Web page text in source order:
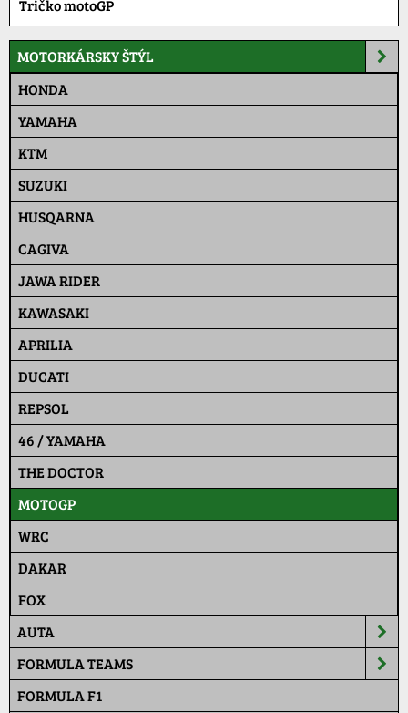
Tričko motoGP
MOTORKÁRSKY ŠTÝL
HONDA
YAMAHA
KTM
SUZUKI
HUSQARNA
CAGIVA
JAWA RIDER
KAWASAKI
APRILIA
DUCATI
REPSOL
46 / YAMAHA
THE DOCTOR
MOTOGP
WRC
DAKAR
FOX
AUTA
FORMULA TEAMS
FORMULA F1